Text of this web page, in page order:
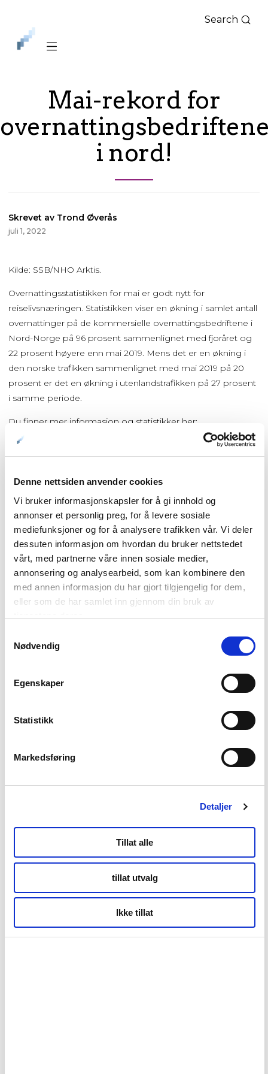
Denne nettsiden anvender cookies
Vi bruker informasjonskapsler for å gi innhold og
annonser et personlig preg, for å levere sosiale
mediefunksjoner og for å analysere trafikken vår. Vi deler
dessuten informasjon om hvordan du bruker nettstedet
vårt, med partnerne våre innen sosiale medier,
annonsering og analysearbeid, som kan kombinere den
med annen informasjon du har gjort tilgjengelig for dem,
eller som de har samlet inn gjennom din bruk av
tjenestene deres.
Nødvendig
Egenskaper
Statistikk
Markedsføring
Detaljer
Tillat alle
tillat utvalg
Ikke tillat
iLag
Nord
Norge
Search
Mai-rekord for
i nord!
Skrevet av Trond Øverås
juli 1, 2022
Kilde: SSB/NHO Arktis.
Overnattingsstatistikken for mai er godt nytt for
reiselivsnæringen. Statistikken viser en økning i samlet antall
overnattinger på de kommersielle overnattingsbedriftene i
Nord-Norge på 96 prosent sammenlignet med fjoråret og
22 prosent høyere enn mai 2019. Mens det er en økning i
den norske trafikken sammenlignet med mai 2019 på 20
prosent er det en økning i utenlandstrafikken på 27 prosent
i samme periode.
Du finner mer informasjon og statistikker her:
https://ilag.nordnorge.com/wiki/4199/
Forside
Nyheter
Kunnskapsbasen
NordNorsk Reiseliv AS
Kontor Bodø
Kontor Tromsø